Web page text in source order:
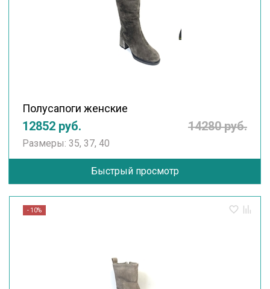
Полусапоги женские
12852 руб. 14280 руб.
Размеры: 35, 37, 40
Быстрый просмотр
- 10%